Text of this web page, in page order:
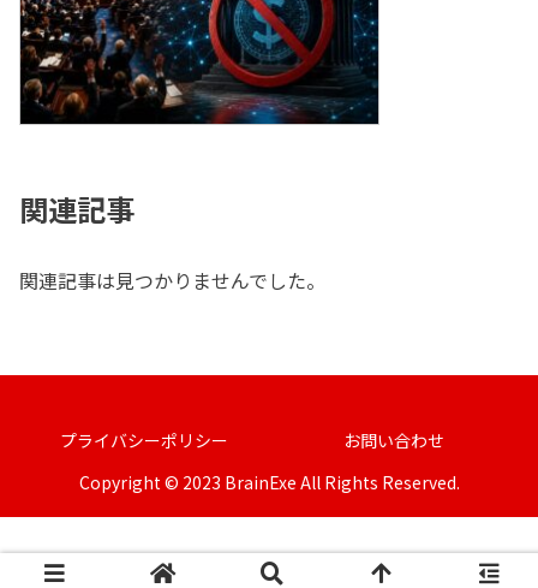
関連記事
関連記事は見つかりませんでした。
プライバシーポリシー
お問い合わせ
Copyright © 2023 BrainExe All Rights Reserved.